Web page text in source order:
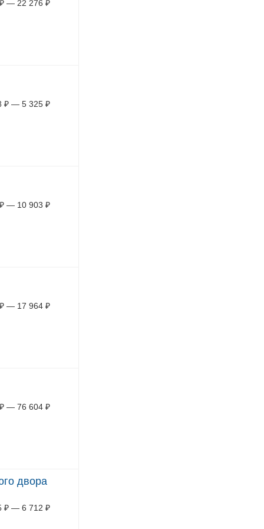
₽ — 22 276 ₽
₽ — 5 325 ₽
₽ — 10 903 ₽
₽ — 17 964 ₽
₽ — 76 604 ₽
двора
₽ — 6 712 ₽